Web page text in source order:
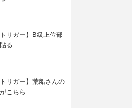
トリガー】B級上位部
る
トリガー】荒船さんの
こちら